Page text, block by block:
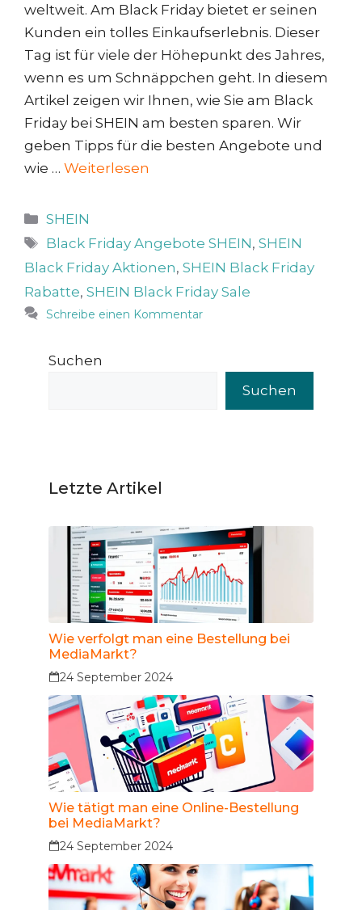
weltweit. Am Black Friday bietet er seinen
Kunden ein tolles Einkaufserlebnis. Dieser
Tag ist für viele der Höhepunkt des Jahres,
wenn es um Schnäppchen geht. In diesem
Artikel zeigen wir Ihnen, wie Sie am Black
Friday bei SHEIN am besten sparen. Wir
geben Tipps für die besten Angebote und
wie … Weiterlesen
Kategorien
SHEIN
Schlagwörter
Black Friday Angebote SHEIN,SHEIN
Black Friday Aktionen, SHEIN Black Friday
Rabatte, SHEIN Black Friday Sale
Schreibe einen Kommentar
Suchen
Suchen
Letzte Artikel
Wie verfolgt man eine Bestellung bei
MediaMarkt?
24 September 2024
Wie tätigt man eine Online-Bestellung
bei MediaMarkt?
24 September 2024